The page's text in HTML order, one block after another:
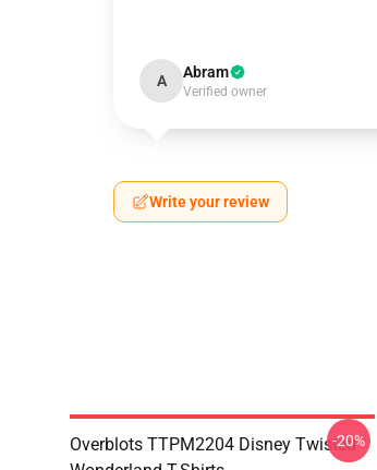
A Abram
Verified owner
Write your review
Overblots TTPM2204 Disney Twisted
-20%